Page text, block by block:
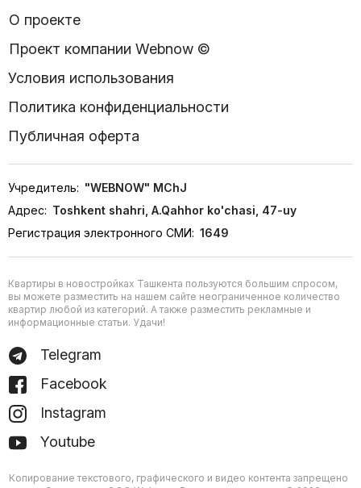
О проекте
Проект компании Webnow ©
Условия использования
Политика конфиденциальности
Публичная оферта
Учредитель: "WEBNOW" MChJ
Адрес: Toshkent shahri, A.Qahhor ko'chasi, 47-uy
Регистрация электронного СМИ: 1649
Квартиры в новостройках Ташкента пользуются большим спросом,
вы можете разместить на нашем сайте неограниченное количество
квартир любой из категорий. А также разместить рекламные и
информационные статьи. Удачи!
Telegram
Facebook
Instagram
Youtube
Копирование текстового, графического и видео контента запрещено